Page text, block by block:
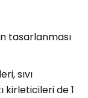
tasarlanması
sıvı
kirleticileri de 1